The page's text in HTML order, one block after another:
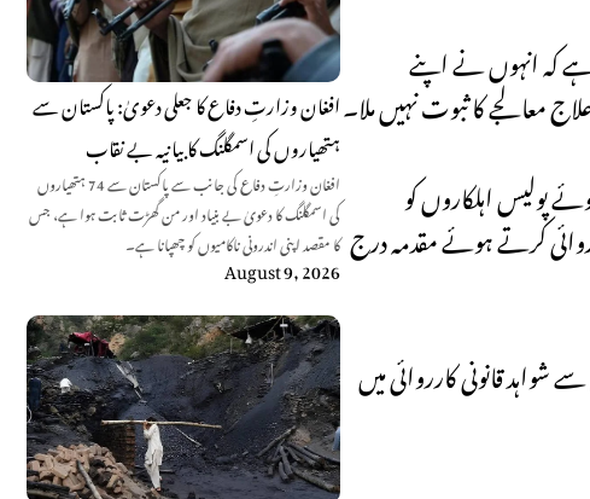
افغان وزارتِ دفاع کا جعلی دعویٰ: پاکستان سے
ہتھیاروں کی اسمگلنگ کا بیانیہ بے نقاب
افغان وزارتِ دفاع کی جانب سے پاکستان سے 74 ہتھیاروں
کی اسمگلنگ کا دعویٰ بے بنیاد اور من گھڑت ثابت ہوا ہے، جس
کا مقصد اپنی اندرونی ناکامیوں کو چھپانا ہے۔
August 9, 2026
کہ انہوں نے اپنے
معالجے کا ثبوت نہیں ملا۔
اہلکاروں کو
کرتے ہوئے مقدمہ درج
قانونی کارروائی میں